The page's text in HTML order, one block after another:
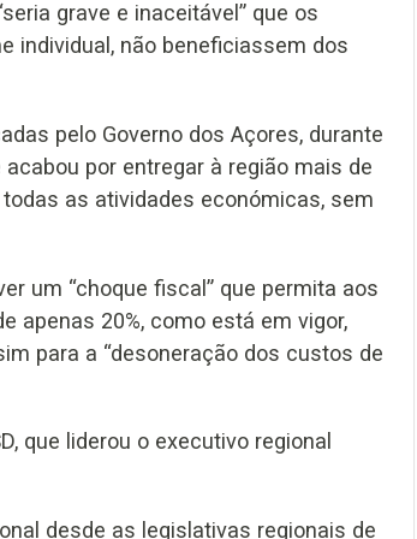
grave e inaceitável” que os
individual, não beneficiassem dos
pelo Governo dos Açores, durante
por entregar à região mais de
as atividades económicas, sem
um “choque fiscal” que permita aos
apenas 20%, como está em vigor,
para a “desoneração dos custos de
que liderou o executivo regional
desde as legislativas regionais de